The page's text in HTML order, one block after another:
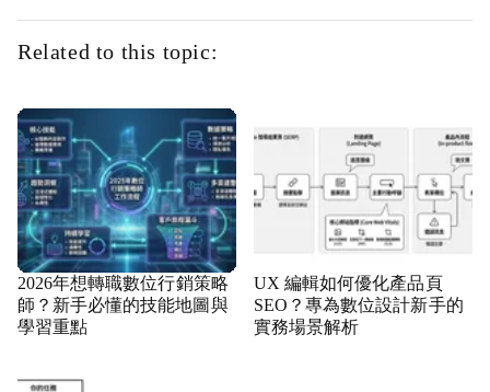
Related to this topic:
2026年想轉職數位行銷策略
師？新手必懂的技能地圖與
學習重點
UX 編輯如何優化產品頁
SEO？專為數位設計新手的
實務場景解析